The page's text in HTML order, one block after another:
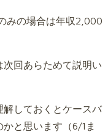
みの場合は年収2,000
回あらためて説明い
解しておくとケースバ
と思います（6/1ま